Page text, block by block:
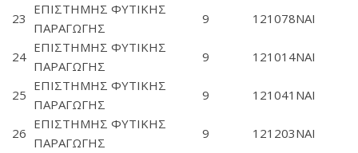
23
ΕΠΙΣΤΗΜΗΣ ΦΥΤΙΚΗΣ
ΠΑΡΑΓΩΓΗΣ
9 121078ΝΑΙ
24
ΕΠΙΣΤΗΜΗΣ ΦΥΤΙΚΗΣ
ΠΑΡΑΓΩΓΗΣ
9 121014ΝΑΙ
25
ΕΠΙΣΤΗΜΗΣ ΦΥΤΙΚΗΣ
ΠΑΡΑΓΩΓΗΣ
9 121041 ΝΑΙ
26
ΕΠΙΣΤΗΜΗΣ ΦΥΤΙΚΗΣ
ΠΑΡΑΓΩΓΗΣ
9 121203ΝΑΙ